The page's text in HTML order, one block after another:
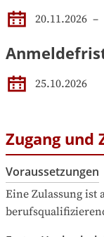
20.11.2026 –
25.10.2026
Zugang und
Voraussetzungen
Eine Zulassung ist